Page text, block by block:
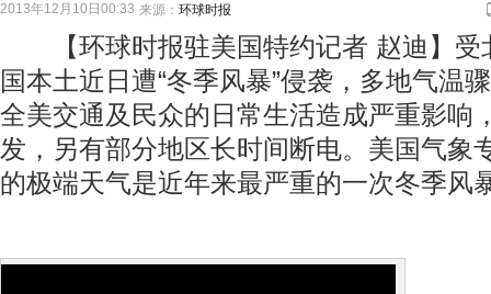
2013年12月10日00:33 来源： 环球时报
【环球时报驻美国特约记者 赵迪】受
国本土近日遭“冬季风暴”侵袭，多地气温
全美交通及民众的日常生活造成严重影响
发，另有部分地区长时间断电。美国气象
的极端天气是近年来最严重的一次冬季风